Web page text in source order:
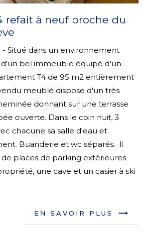
refait à neuf proche du
Situé dans un environnement
d'un bel immeuble équipé d'un
T4 de 95 m2 entièrement
meublé dispose d'un très
donnant sur une terrasse
ouverte. Dans le coin nuit, 3
chacune sa salle d'eau et
Buanderie et wc séparés. Il
places de parking extérieures
une cave et un casier à ski
EN SAVOIR PLUS